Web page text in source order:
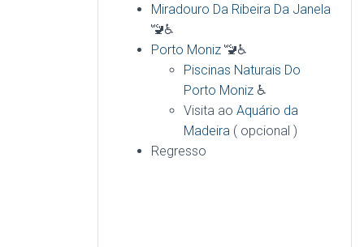
Miradouro Da Ribeira Da Janela
🚾♿
Porto Moniz🚾♿
Piscinas Naturais Do
Porto Moniz♿
Visita ao Aquário da
Madeira( opcional )
Regresso